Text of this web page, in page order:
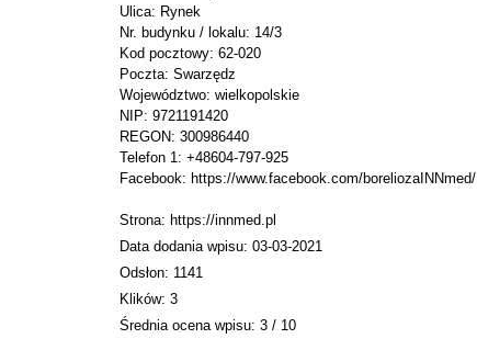
Ulica: Rynek
Nr. budynku / lokalu: 14/3
Kod pocztowy: 62-020
Poczta: Swarzędz
Województwo: wielkopolskie
NIP: 9721191420
REGON: 300986440
Telefon 1: +48604-797-925
Facebook: https://www.facebook.com/boreliozaINNmed/
Strona: https://innmed.pl
Data dodania wpisu: 03-03-2021
Odsłon: 1141
Klików: 3
Średnia ocena wpisu: 3 / 10